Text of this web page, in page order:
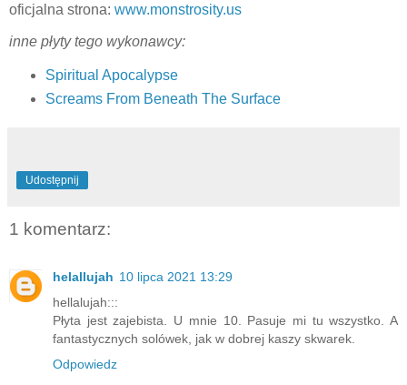
oficjalna strona: www.monstrosity.us
inne płyty tego wykonawcy:
Spiritual Apocalypse
Screams From Beneath The Surface
Udostępnij
1 komentarz:
helallujah 10 lipca 2021 13:29
hellalujah:::
Płyta jest zajebista. U mnie 10. Pasuje mi tu wszystko. A
fantastycznych solówek, jak w dobrej kaszy skwarek.
Odpowiedz